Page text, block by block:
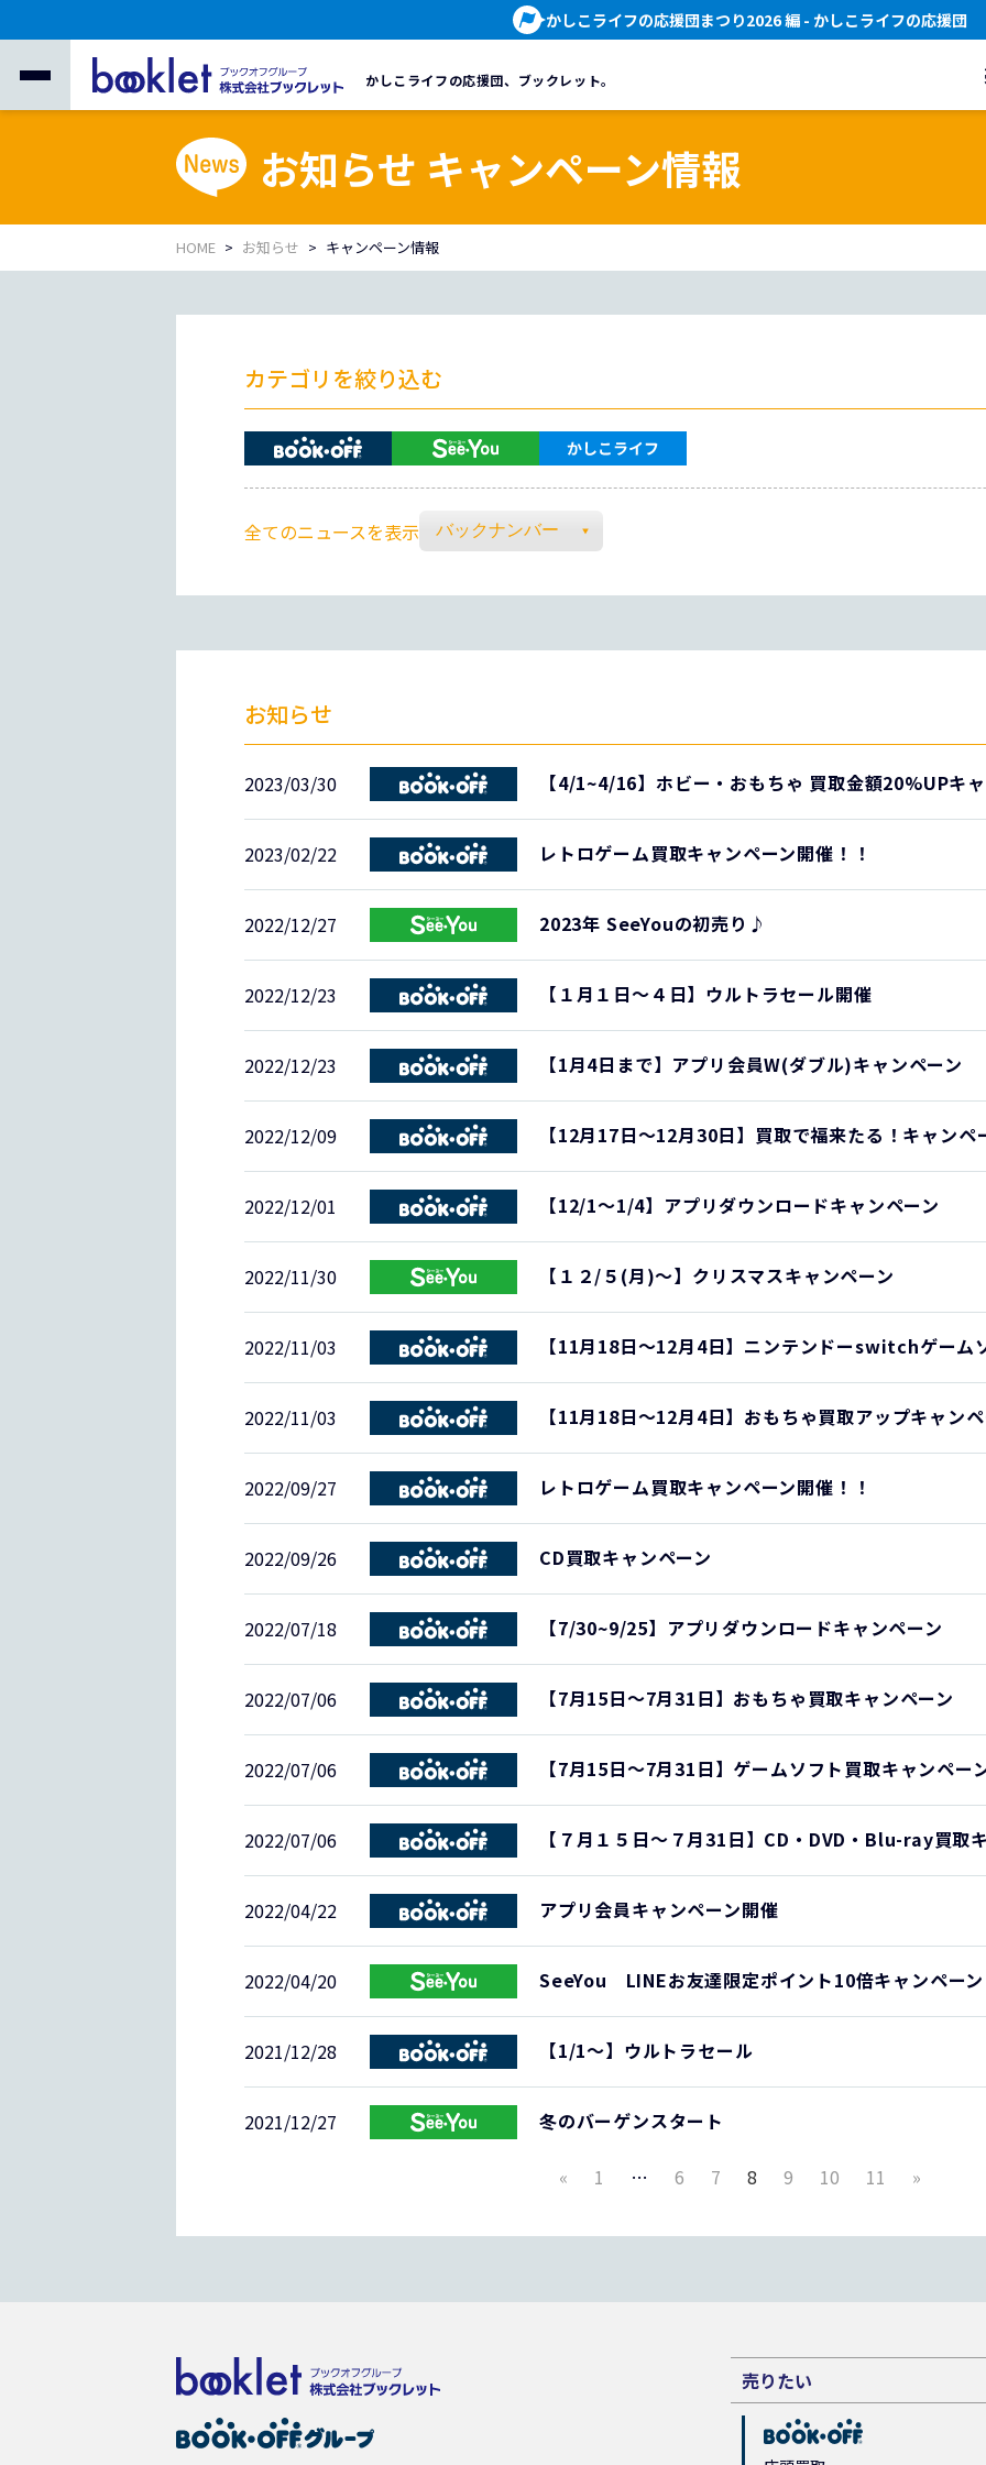
かしこライフの応援団まつり2026 編- かしこライフの応援団
かしこライフの応援団、 ブックレット。
お知らせ キャンペーン情報
HOME お知らせ キャンペーン情報
カテゴリを絞り込む
全てのニュースを表示
お知らせ
2023/03/30 【4/1~4/16】ホビー・おもちゃ 買取金額20%UPキ
2023/02/22 レトロゲーム買取キャンペーン開催！！
2022/12/27 2023年 SeeYouの初売り♪
2022/12/23 【１月１日～４日】ウルトラセール開催
2022/12/23 【1月4日まで】アプリ会員W(ダブル)キャンペーン
2022/12/09 【12月17日～12月30日】買取で福来たる！キャンペ
2022/12/01 【12/1～1/4】アプリダウンロードキャンペーン
2022/11/30 【１２/５(月)～】クリスマスキャンペーン
2022/11/03 【11月18日～12月4日】ニンテンドーswitchゲーム
2022/11/03 【11月18日～12月4日】おもちゃ買取アップキャン
2022/09/27 レトロゲーム買取キャンペーン開催！！
2022/09/26 CD買取キャンペーン
2022/07/18 【7/30~9/25】アプリダウンロードキャンペーン
2022/07/06 【7月15日～7月31日】おもちゃ買取キャンペーン
2022/07/06 【7月15日～7月31日】ゲームソフト買取キャンペー
2022/07/06 【７月１５日～７月31日】CD・DVD・Blu-ray買取
2022/04/22 アプリ会員キャンペーン開催
2022/04/20 SeeYou LINEお友達限定ポイント10倍キャンペーン
2021/12/28 【1/1～】ウルトラセール
2021/12/27 冬のバーゲンスタート
« 1 … 6 7 8 9 10 11 »
売りたい